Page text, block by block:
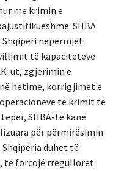
me krimin e
SHBA
nëpërmjet
të kapaciteteve
ut, zgjerimin e
hetime, korrigjimet e
të krimit të
SHBA-të kanë
për përmirësimin
duhet të
të forcojë rregulloret